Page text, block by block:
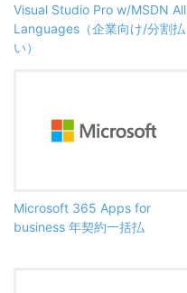
Visual Studio Pro w/MSDN All
Languages（企業向け/分割払
い）
Microsoft 365 Apps for
business 年契約一括払